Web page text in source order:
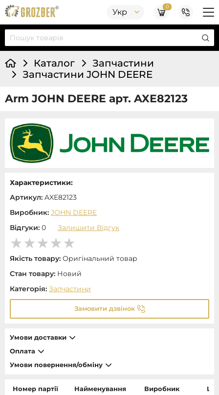
Укр
0
Каталог
Запчастини
Запчастини JOHN DEERE
Arm JOHN DEERE арт. AXE82123
Характеристики:
Артикул: AXE82123
Виробник: JOHN DEERE
Відгуки: 0 Залишити Відгук
Якість товару: Оригінальний товар
Стан товару: Новий
Категорія: Запчастини
Замовити дзвінок
Умови доставки
Оплата
Умови повернення/обміну
Номер партії Найменування Виробник